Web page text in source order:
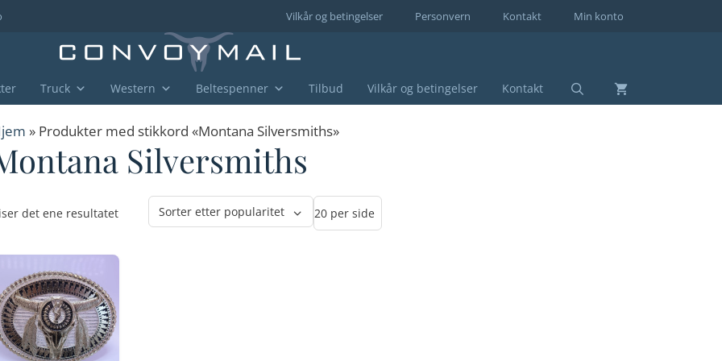
Min konto
Kontakt
Personvern
Vilkår og betingelser
Truck Western Beltespenner Tilbud Vilkår og betingelser Kontakt
» Produkter med stikkord «Montana Silversmiths»
Silversmiths
det ene resultatet